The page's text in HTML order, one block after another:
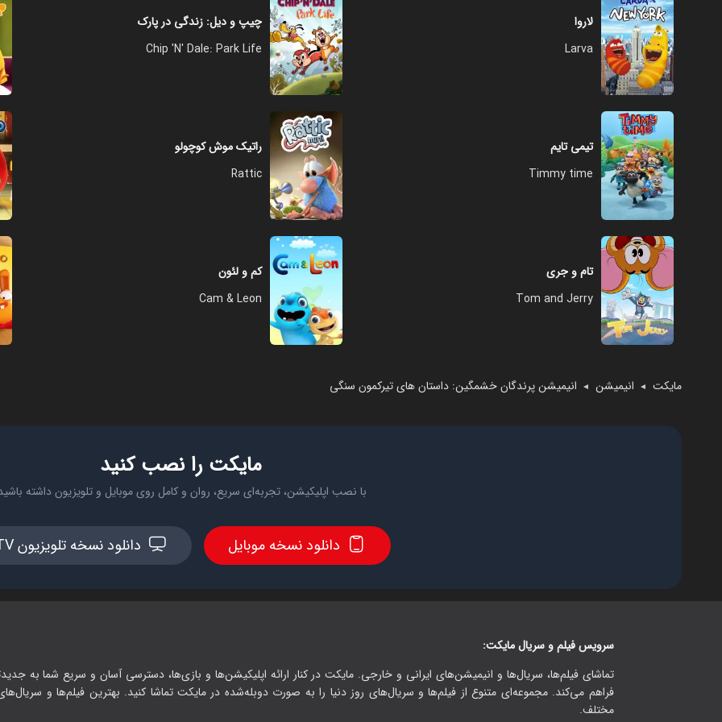
لاروا
Larva
چیپ و دیل: زندگی در پارک
Chip 'N' Dale: Park Life
تیمی تایم
Timmy time
راتیک موش کوچولو
Rattic
تام و جری
Tom and Jerry
کم و لئون
Cam & Leon
مایکت ◄ انیمیشن ◄ انیمیشن پرندگان خشمگین: داستان های تیرکمون سنگی
مایکت را نصب کنید
با نصب اپلیکیشن، تجربه‌ای سریع، روان و کامل روی موبایل و تلویزیون داشته
دانلود نسخه موبایل دانلود نسخه تلویزیون TV
سرویس فیلم و سریال مایکت:
تماشای فیلم‌ها، سریال‌ها و انیمیشن‌های ایرانی و خارجی. مایکت در کنار ارائه اپلیکیشن‌ها و بازی‌ها، دسترسی آسان و سریع شما به
فراهم می‌کند. مجموعه‌ای متنوع از فیلم‌ها و سریال‌های روز دنیا را به صورت دوبله‌شده در مایکت تماشا کنید. بهترین فیلم‌ها و
مختلف.